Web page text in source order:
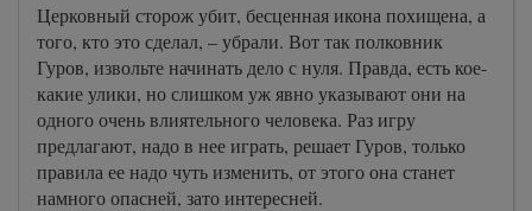
Церковный сторож убит, бесценная икона похищена, а
того, кто это сделал, – убрали. Вот так полковник
Гуров, извольте начинать дело с нуля. Правда, есть кое-
какие улики, но слишком уж явно указывают они на
одного очень влиятельного человека. Раз игру
предлагают, надо в нее играть, решает Гуров, только
правила ее надо чуть изменить, от этого она станет
намного опасней, зато интересней.